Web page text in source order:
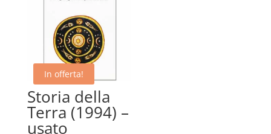
In offerta!
Storia della
Terra (1994) –
usato